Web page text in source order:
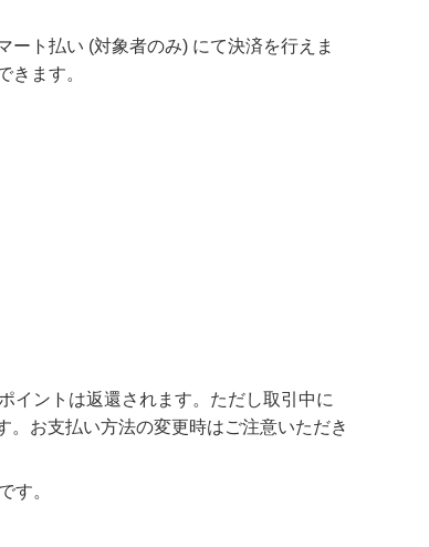
ト払い (対象者のみ) にて決済を行えま
きます。
イントは返還されます。ただし取引中に
お支払い方法の変更時はご注意いただき
す。